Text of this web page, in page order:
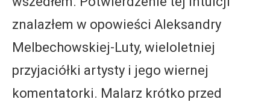
znalazłem w opowieści Aleksandry
Melbechowskiej-Luty, wieloletniej
przyjaciółki artysty i jego wiernej
komentatorki. Malarz krótko przed